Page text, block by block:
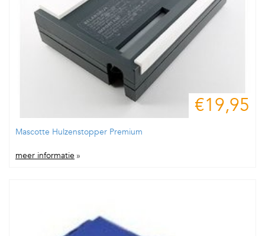
€19,95
Mascotte Hulzenstopper Premium
meer informatie »